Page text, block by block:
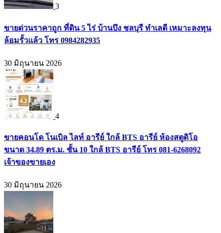
3
ขายด่วนราคาถูก ที่ดิน 5 ไร่ บ้านบึง ชลบุรี ทำเลดี เหมาะลงทุน
ล้อมรั้วแล้ว โทร 0984282935
30 มิถุนายน 2026
4
ขายคอนโด โนเบิล ไลท์ อารีย์ ใกล้ BTS อารีย์ ห้องสตูดิโอ
ขนาด 34.89 ตร.ม. ชั้น 10 ใกล้ BTS อารีย์ โทร 081-6268092
เจ้าของขายเอง
30 มิถุนายน 2026